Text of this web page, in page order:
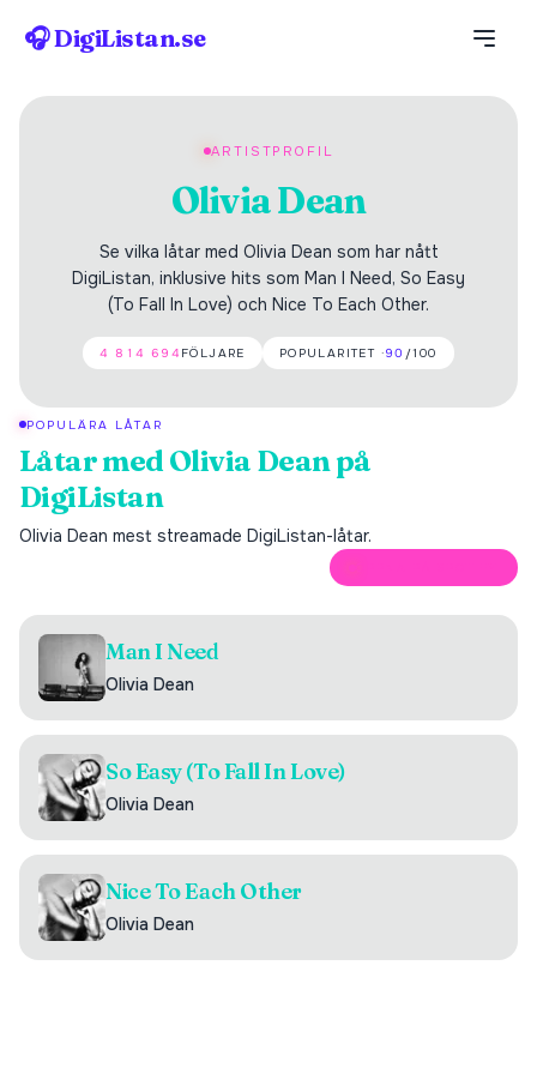
🎧 DigiListan.se
ARTISTPROFIL
Olivia Dean
Se vilka låtar med Olivia Dean som har nått
DigiListan, inklusive hits som Man I Need, So Easy
(To Fall In Love) och Nice To Each Other.
4 814 694 FÖLJARE POPULARITET ·90 /100
POPULÄRA LÅTAR
Låtar medOlivia Deanpå
DigiListan
Olivia Dean mest streamade DigiListan-låtar.
Man I Need
Olivia Dean
So Easy (To Fall In Love)
Olivia Dean
Nice To Each Other
Olivia Dean